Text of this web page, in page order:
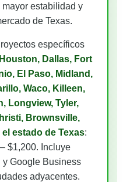
estabilidad y
de Texas.
específicos
Houston, Dallas, Fort
El Paso, Midland,
Waco, Killeen,
Longview, Tyler,
Brownsville,
estado de Texas:
$1,200. Incluye
Google Business
adyacentes.